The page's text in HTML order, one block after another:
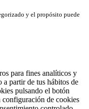
y el propósito puede
para fines analíticos y
a partir de tus hábitos de
pulsando el botón
configuración de cookies